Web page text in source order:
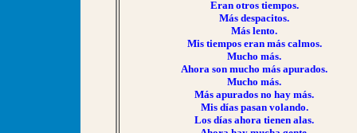
Eran otros tiempos.
Más despacitos.
Más lento.
Mis tiempos eran más calmos.
Mucho más.
Ahora son mucho más apurados.
Mucho más.
Más apurados no hay más.
Mis días pasan volando.
Los días ahora tienen alas.